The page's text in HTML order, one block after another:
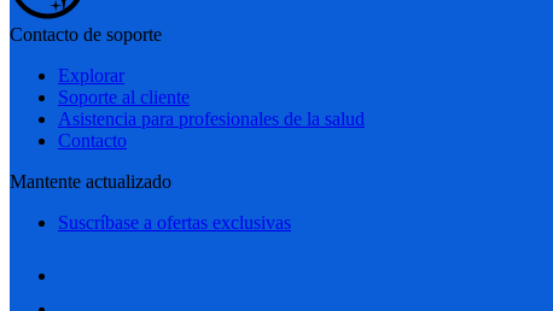
Contacto de soporte
Explorar
Soporte al cliente
Asistencia para profesionales de la salud
Contacto
Mantente actualizado
Suscríbase a ofertas exclusivas